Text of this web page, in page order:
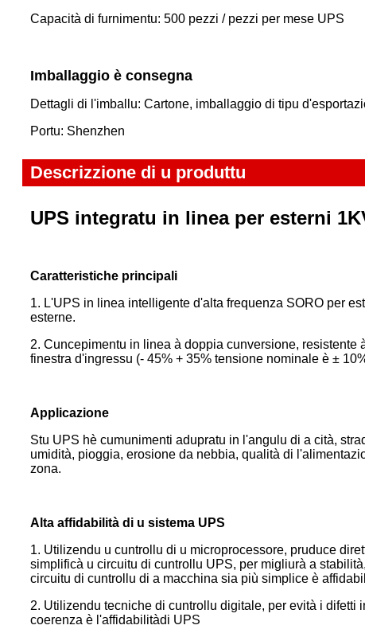
Capacità di furnimentu: 500 pezzi / pezzi per mese UPS
Imballaggio è consegna
Dettagli di l'imballu: Cartone, imballaggio di tipu
Portu: Shenzhen
Descrizzione di u produttu
UPS integratu in linea per esterni
Caratteristiche principali
1. L'UPS in linea intelligente d'alta frequenza SORO per
esterne.
2. Cuncepimentu in linea à doppia cunversione,
finestra d'ingressu (- 45% + 35% tensione nominale è ±
Applicazione
Stu UPS hè cumunimenti adupratu in l'angulu di a cità,
umidità, pioggia, erosione da nebbia, qualità di
zona.
Alta affidabilità di u sistema UPS
1. Utilizendu u cuntrollu di u microprocessore, pruduce
simplificà u circuitu di cuntrollu UPS, per migliurà a
circuitu di cuntrollu di a macchina sia più simplice è
2. Utilizendu tecniche di cuntrollu digitale, per evità i
coerenza è l'affidabilitàdi UPS